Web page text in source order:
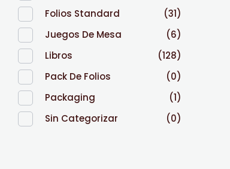
Folios Standard
(31)
Juegos De Mesa
(6)
Libros
(128)
Pack De Folios
(0)
Packaging
(1)
Sin Categorizar
(0)